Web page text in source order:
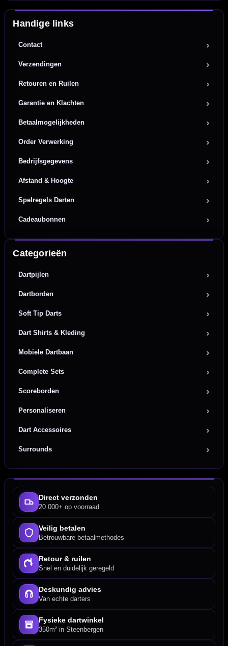
Handige links
Contact
Verzendingen
Retouren en Ruilen
Garantie en Klachten
Betaalmogelijkheden
Order Verwerking
Bedrijfsgegevens
Afstand & Hoogte
Spelregels Darten
Cadeaubonnen
Categorieën
Dartpijlen
Dartborden
Soft Tip Darts
Dart Shirts & Kleding
Mobiele Dartbaan
Complete Sets
Scoreborden
Personaliseren
Dart Accessoires
Surrounds
Direct verzonden
20.000+ op voorraad
Veilig betalen
Betrouwbare betaalmethodes
Retour & ruilen
Snel en duidelijk geregeld
Deskundig advies
Van echte darters
Fysieke dartwinkel
350m² in Steenbergen